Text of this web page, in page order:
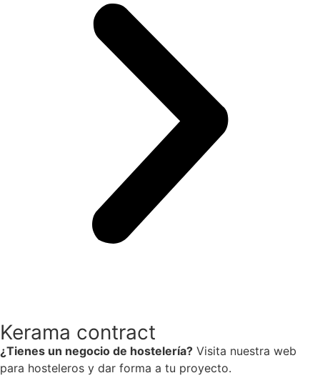
Kerama contract
¿Tienes un negocio de hostelería? Visita nuestra web
para hosteleros y dar forma a tu proyecto.